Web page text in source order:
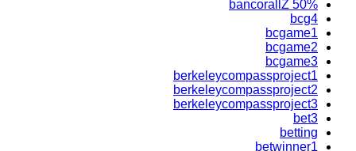
bancorallZ 50%
bcg4
bcgame1
bcgame2
bcgame3
berkeleycompassproject1
berkeleycompassproject2
berkeleycompassproject3
bet3
betting
betwinner1